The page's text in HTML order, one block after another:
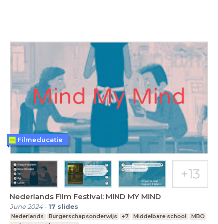
Nederlands Film Festival: MIND MY MIND
June 2024- 17 slides
Nederlands Burgerschapsonderwijs +7 Middelbare school
MBO
Filmeducatie